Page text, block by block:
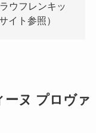
ウフレンキッ
イト参照）
ーヌ プロヴァ